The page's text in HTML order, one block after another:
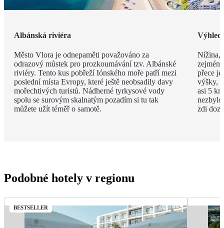
Albánská riviéra
Město Vlora je odnepaměti považováno za
odrazový můstek pro prozkoumávání tzv. Albánské
riviéry. Tento kus pobřeží Iónského moře patří mezi
poslední místa Evropy, které ještě neobsadily davy
mořechtivých turistů. Nádherné tyrkysové vody
spolu se surovým skalnatým pozadím si tu tak
můžete užít téměř o samotě.
Výhled
Nížina,
přece
výšky,
asi 5
zdi
Podobné hotely v regionu
BESTSELLER